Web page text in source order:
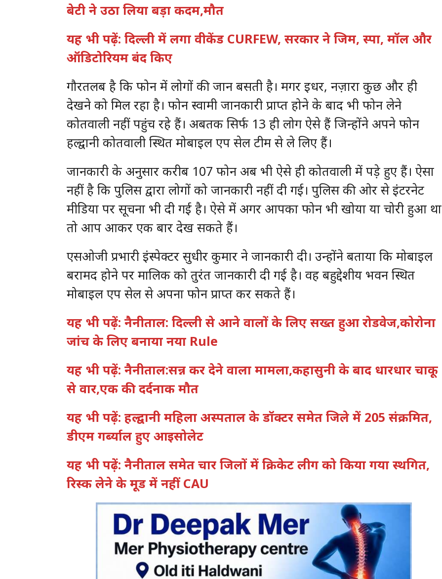
बेटी ने उठा लिया बड़ा कदम,मौत
यह भी पढ़ें: दिल्ली में लगा वीकेंड CURFEW, सरकार ने जिम, स्पा, मॉल और
ऑडिटोरियम बंद किए
गौरतलब है कि फोन में लोगों की जान बसती है। मगर इधर, नज़ारा कुछ और ही
देखने को मिल रहा है। फोन स्वामी जानकारी प्राप्त होने के बाद भी फोन लेने
कोतवाली नहीं पहुंच रहे हैं। अबतक सिर्फ 13 ही लोग ऐसे हैं जिन्होंने अपने फोन
हल्द्वानी कोतवाली स्थित मोबाइल एप सेल टीम से ले लिए हैं।
जानकारी के अनुसार करीब 107 फोन अब भी ऐसे ही कोतवाली में पड़े हुए हैं। ऐसा
नहीं है कि पुलिस द्वारा लोगों को जानकारी नहीं दी गई। पुलिस की ओर से इंटरनेट
मीडिया पर सूचना भी दी गई है। ऐसे में अगर आपका फोन भी खोया या चोरी हुआ था
तो आप आकर एक बार देख सकते हैं।
एसओजी प्रभारी इंस्पेक्टर सुधीर कुमार ने जानकारी दी। उन्होंने बताया कि मोबाइल
बरामद होने पर मालिक को तुरंत जानकारी दी गई है। वह बहुद्देशीय भवन स्थित
मोबाइल एप सेल से अपना फोन प्राप्त कर सकते हैं।
यह भी पढ़ें: नैनीताल: दिल्ली से आने वालों के लिए सख्त हुआ रोडवेज,कोरोना
जांच के लिए बनाया नया Rule
यह भी पढ़ें: नैनीताल:सन्न कर देने वाला मामला,कहासुनी के बाद धारधार चाकू
से वार,एक की दर्दनाक मौत
यह भी पढ़ें: हल्द्वानी महिला अस्पताल के डॉक्टर समेत जिले में 205 संक्रमित,
डीएम गर्ब्याल हुए आइसोलेट
यह भी पढ़ें: नैनीताल समेत चार जिलों में क्रिकेट लीग को किया गया स्थगित,
रिस्क लेने के मूड में नहीं CAU